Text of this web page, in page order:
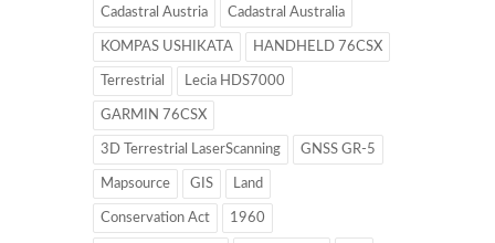
Cadastral Austria Cadastral Australia
KOMPAS USHIKATA HANDHELD 76CSX
Terrestrial Lecia HDS7000
GARMIN 76CSX
3D Terrestrial LaserScanning GNSS GR-5
Mapsource GIS Land
Conservation Act 1960